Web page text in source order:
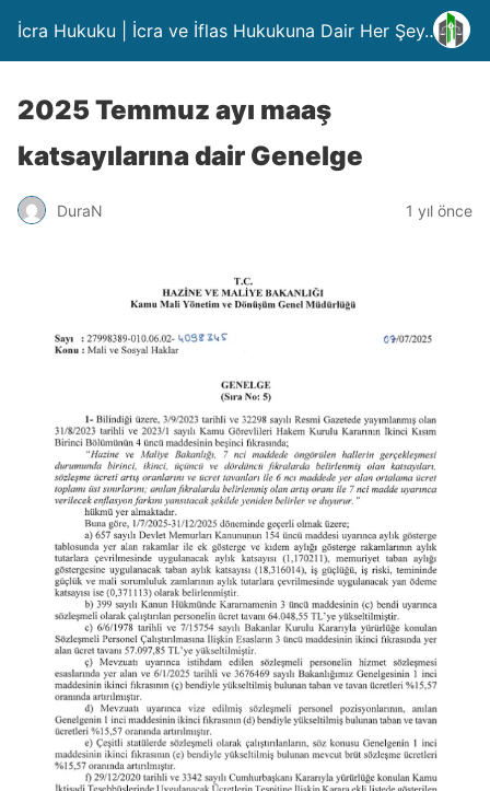
İcra Hukuku | İcra ve İflas Hukukuna Dair Her Şey….
2025 Temmuz ayı maaş
katsayılarına dair Genelge
DuraN 1 yıl önce